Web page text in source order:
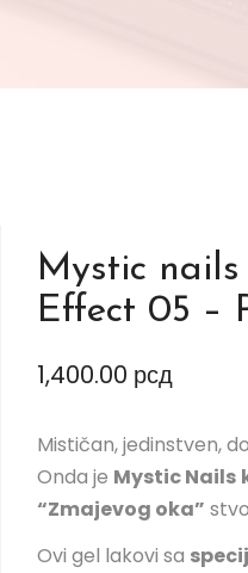
Mystic
Effect 05 –
1,400.00 рсд
Mističan, jedinstven,
Onda je Mystic Nails
“Zmajevog oka”
Ovi gel lakovi sa